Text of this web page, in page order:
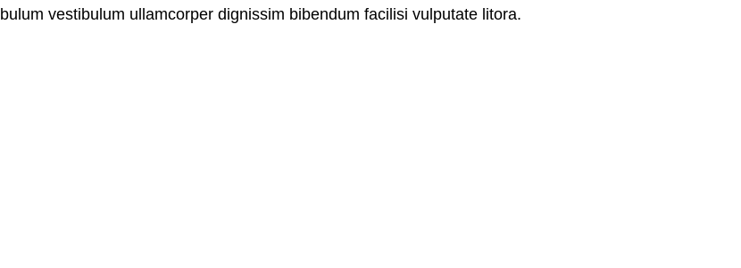
vestibulum ullamcorper dignissim bibendum facilisi vulputate litora.